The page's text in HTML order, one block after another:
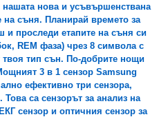
нова и усъвършенствана
на съня. Планирай времето за
и проследи етапите на съня си
REM фаза) чрез 8 символа с
твоя тип сън. По-добрите нощи
3 в 1 сензор Samsung
ефективно три сензора,
са сензорът за анализ на
сензор и оптичния сензор за